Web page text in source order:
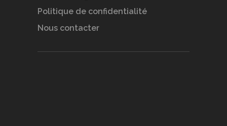
Politique de confidentialité
Nous contacter